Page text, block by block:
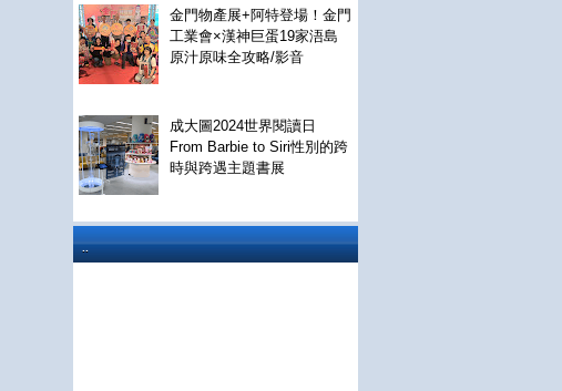
金門物產展+阿特登場！金門
工業會×漢神巨蛋19家浯島
原汁原味全攻略/影音
成大圖2024世界閱讀日
From Barbie to Siri性別的跨
時與跨遇主題書展
..